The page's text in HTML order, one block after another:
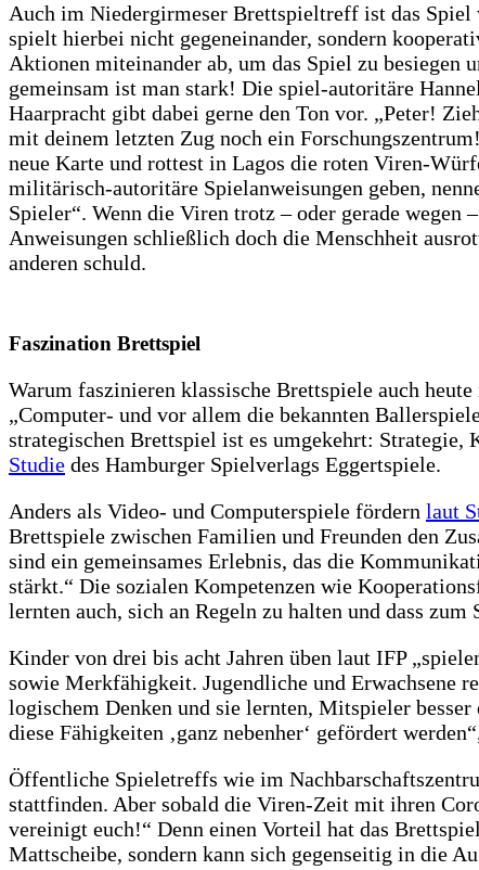
Auch im Niedergirmeser Brettspieltreff ist das Spiel
spielt hierbei nicht gegeneinander, sondern
Aktionen miteinander ab, um das Spiel zu besiegen
gemeinsam ist man stark! Die spiel-autoritäre
Haarpracht gibt dabei gerne den Ton vor. „Peter!
mit deinem letzten Zug noch ein
neue Karte und rottest in Lagos die roten Viren-
militärisch-autoritäre Spielanweisungen geben,
Spieler“. Wenn die Viren trotz – oder gerade wegen
Anweisungen schließlich doch die Menschheit
anderen schuld.
Faszination Brettspiel
Warum faszinieren klassische Brettspiele auch
„Computer- und vor allem die bekannten
strategischen Brettspiel ist es umgekehrt:
Studie des Hamburger Spielverlags Eggertspiele.
Anders als Video- und Computerspiele fördern laut
Brettspiele zwischen Familien und Freunden den
sind ein gemeinsames Erlebnis, das die
stärkt.“ Die sozialen Kompetenzen wie
lernten auch, sich an Regeln zu halten und dass
Kinder von drei bis acht Jahren üben laut IFP
sowie Merkfähigkeit. Jugendliche und Erwachsene
logischem Denken und sie lernten, Mitspieler
diese Fähigkeiten ‚ganz nebenher‘ gefördert
Öffentliche Spieletreffs wie im
stattfinden. Aber sobald die Viren-Zeit mit ihren
vereinigt euch!“ Denn einen Vorteil hat das
Mattscheibe, sondern kann sich gegenseitig in die